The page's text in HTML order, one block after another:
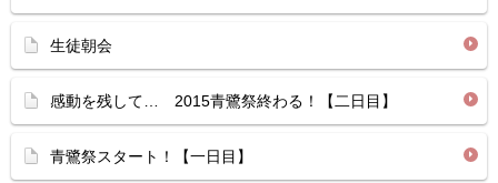
生徒朝会
感動を残して… 2015青鷺祭終わる！【二日目】
青鷺祭スタート！【一日目】